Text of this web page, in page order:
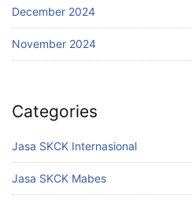
December 2024
November 2024
Categories
Jasa SKCK Internasional
Jasa SKCK Mabes